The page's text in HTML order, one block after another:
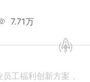
7.71万
工福利创新方案，